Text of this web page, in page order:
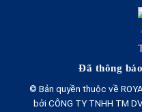
Đã thông
© Bản quyền thuộc về
bởi CÔNG TY TNHH TM DV